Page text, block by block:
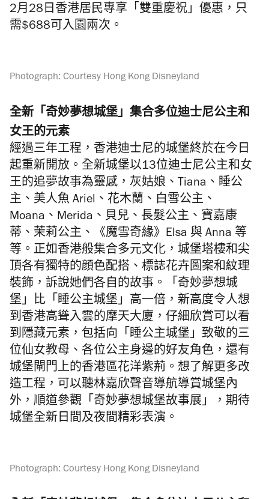
2月28日香港居民專享「雙重慶祝」優惠，只
需$688可入園兩次。
Photograph: Courtesy Hong Kong Disneyland
全新「奇妙夢想城堡」集合多位迪士尼公主和
女王的元素
經過三年工程，香港迪士尼的城堡終於在今日
起重新開放。全新城堡以13位迪士尼公主和女
王的追夢故事為靈感，灰姑娘、Tiana、睡公
主、美人魚 Ariel、花木蘭、白雪公主、
Moana、Merida、貝兒、長髮公主、寶嘉康
蒂、茉莉公主、《魔雪奇緣》Elsa 與 Anna 等
等。正如香港般集合多元文化，城堡塔樓和尖
頂各有獨特的顔色配搭、標誌花卉圖案和紋理
裝飾，訴說她們各自的故事。「奇妙夢想城
堡」比「睡公主城堡」高一倍，新高度令人想
到香港高聳入雲的摩天大廈，仔細欣賞可以看
到隱藏元素，包括向「睡公主城堡」致敬的三
位仙女教母、各位公主身邊的好友角色，還有
城堡閘門上的香港區花洋紫荊。想了解更多改
造工程，可以聽林嘉欣聲音導航導賞城堡內
外，順道參觀「奇妙夢想城堡故事展」，期待
城堡全新日間及夜間精彩表演。
Photograph: Courtesy Hong Kong Disneyland